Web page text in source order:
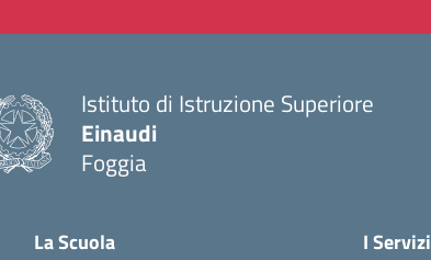
Istituto di Istruzione Superiore
Einaudi
Foggia
La Scuola I Servizi